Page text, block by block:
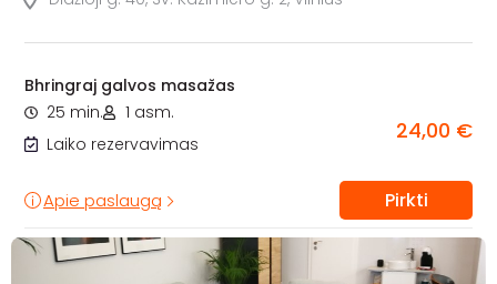
Bhringraj galvos masažas
25 min.
1 asm.
Laiko rezervavimas
24,00 €
Apie paslaugą Pirkti